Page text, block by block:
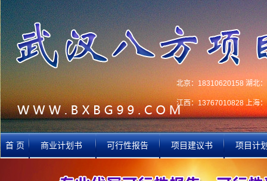
北京：18310620158 湖北
江西：13767010828 上海
首 页 商业计划书 可行性报告 项目建议书 项目计